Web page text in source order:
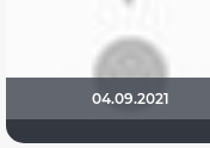
04.09.2021